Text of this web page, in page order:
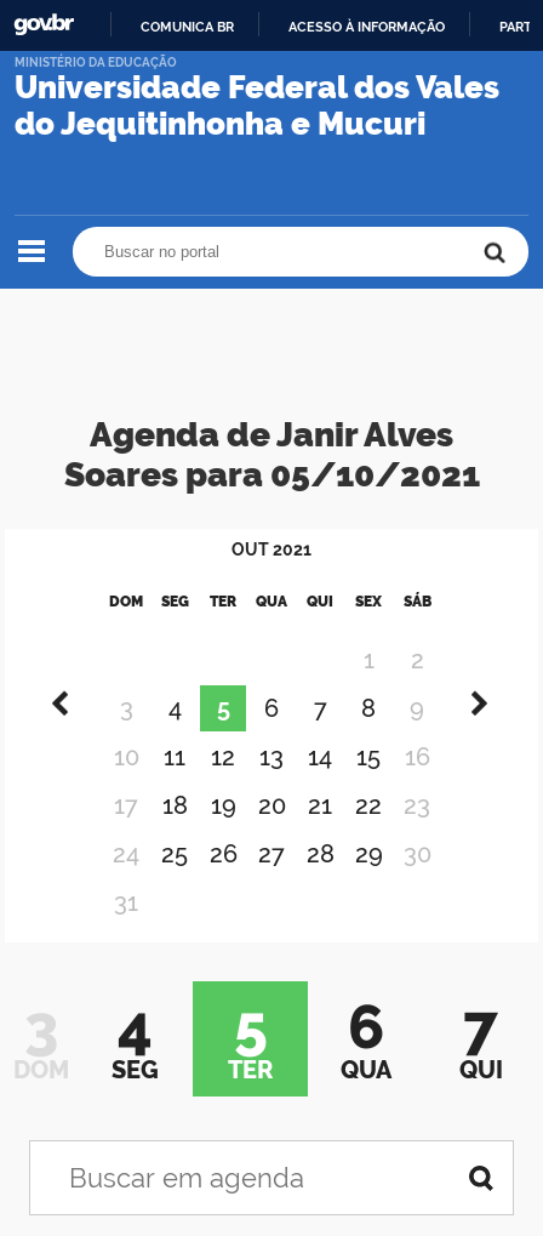
PARA
CONTEÚDO
COMUNICA BR ACESSO À INFORMAÇÃO
Universidade Federal dos Vales
do Jequitinhonha e Mucuri
MINISTÉRIO DA EDUCAÇÃO
Agenda de Janir Alves
Soares para 05/10/2021
OUT2021
DOM SEG TER QUA QUI SEX SÁB
1
2
3
4 5 6 7 8
9
10
11 12 13 14 15
16
17
18 19 20 21 22
23
24
25 26 27 28 29
30
31
3
DOM
4
SEG
5
TER
6
QUA
7
QUI